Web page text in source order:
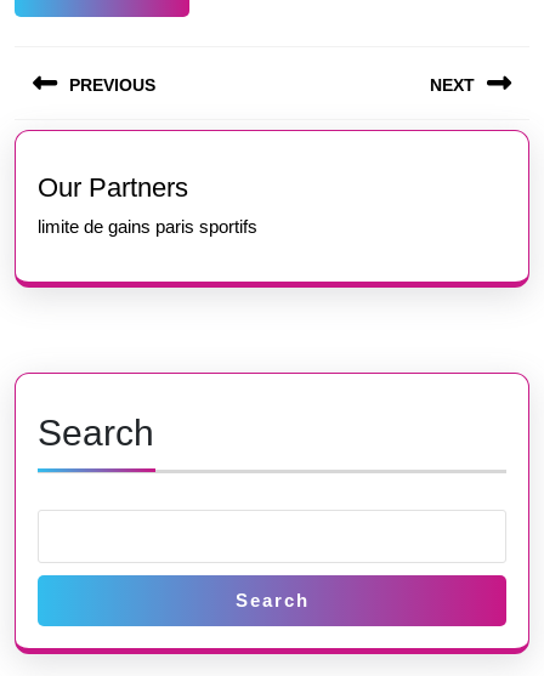
navigation
PREVIOUS
Previous
post:
NEXT
Our Partners
limite de gains paris sportifs
Search
Search